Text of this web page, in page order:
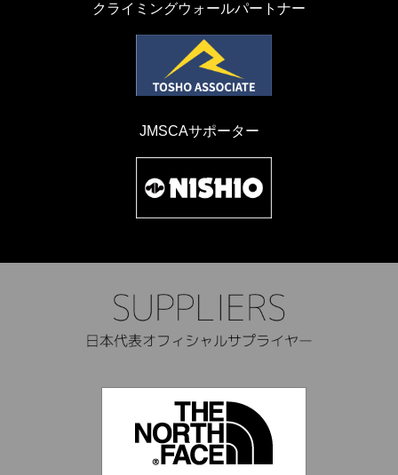
クライミングウォールパートナー
JMSCAサポーター